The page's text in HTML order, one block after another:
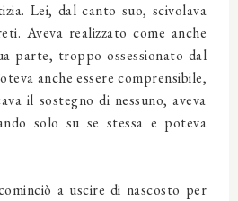
Lei, dal canto suo, scivolava
Aveva realizzato come anche
parte, troppo ossessionato dal
anche essere comprensibile,
il sostegno di nessuno, aveva
solo su se stessa e poteva
a uscire di nascosto per